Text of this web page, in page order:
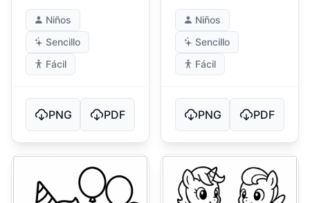
Niños
Sencillo
Fácil
PNG PDF
fogata
Niños
Sencillo
Fácil
PNG PDF